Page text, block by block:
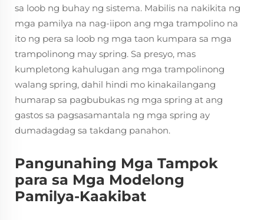
sa loob ng buhay ng sistema. Mabilis na nakikita ng
mga pamilya na nag-iipon ang mga trampolino na
ito ng pera sa loob ng mga taon kumpara sa mga
trampolinong may spring. Sa presyo, mas
kumpletong kahulugan ang mga trampolinong
walang spring, dahil hindi mo kinakailangang
humarap sa pagbubukas ng mga spring at ang
gastos sa pagsasamantala ng mga spring ay
dumadagdag sa takdang panahon.
Pangunahing Mga Tampok
para sa Mga Modelong
Pamilya-Kaakibat